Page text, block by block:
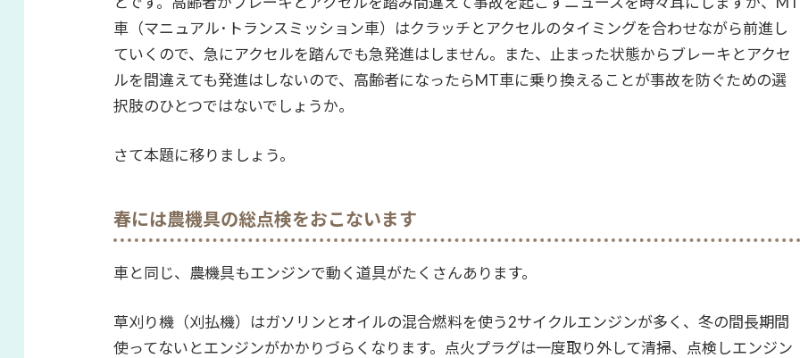
車（マニュアル･トランスミッション車）はクラッチとアクセルのタイミングを合わせながら前進し
ていくので、急にアクセルを踏んでも急発進はしません。また、止まった状態からブレーキとアクセ
ルを間違えても発進はしないので、高齢者になったらMT車に乗り換えることが事故を防ぐための選
択肢のひとつではないでしょうか。
さて本題に移りましょう。
春には農機具の総点検をおこないます
車と同じ、農機具もエンジンで動く道具がたくさんあります。
草刈り機（刈払機）はガソリンとオイルの混合燃料を使う2サイクルエンジンが多く、冬の間長期間
使ってないとエンジンがかかりづらくなります。点火プラグは一度取り外して清掃、点検しエンジン